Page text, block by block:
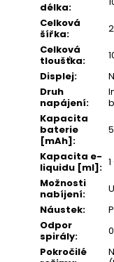
délka:
Celková
šířka:
Celková
tloušťka:
Displej:
Druh
napájení:
Kapacita
baterie
[mAh]:
Kapacita e-
liquidu [ml]:
Možnosti
nabíjení:
Náustek:
Odpor
spirály:
Pokročilé